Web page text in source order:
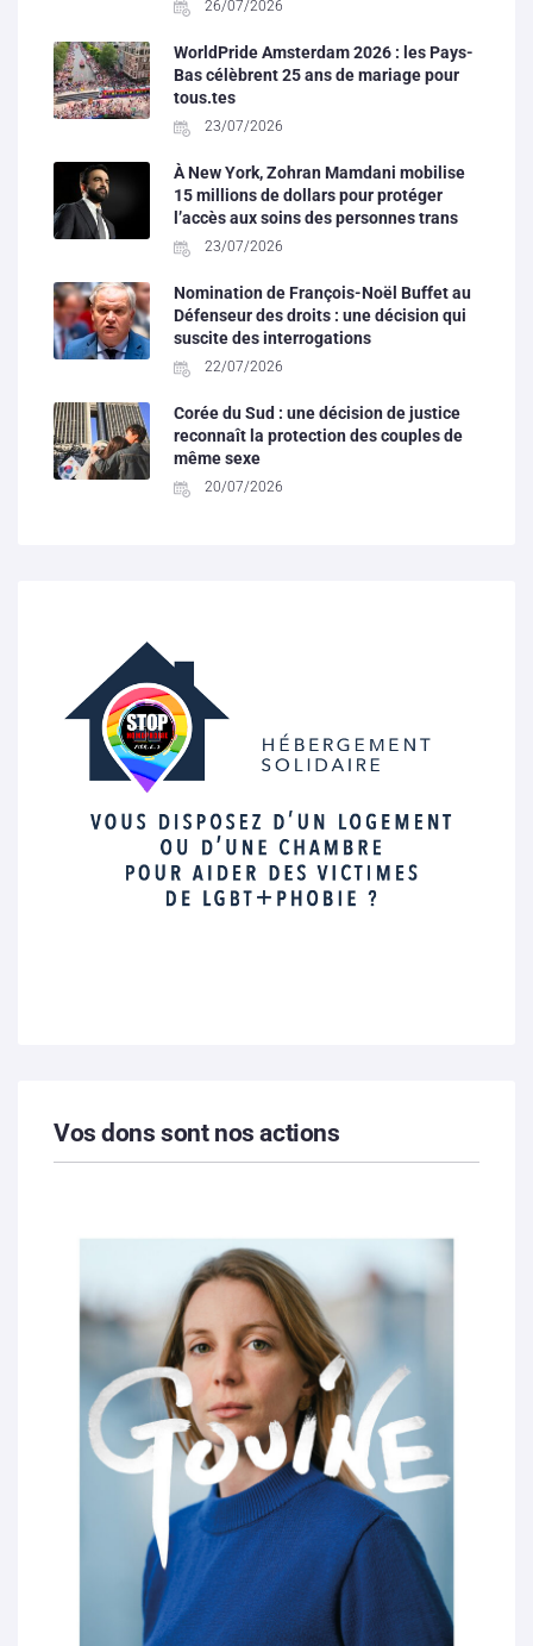
26/07/2026
WorldPride Amsterdam 2026 : les Pays-
Bas célèbrent 25 ans de mariage pour
tous.tes
23/07/2026
À New York, Zohran Mamdani mobilise
15 millions de dollars pour protéger
l’accès aux soins des personnes trans
23/07/2026
Nomination de François-Noël Buffet au
Défenseur des droits : une décision qui
suscite des interrogations
22/07/2026
Corée du Sud : une décision de justice
reconnaît la protection des couples de
même sexe
20/07/2026
Vos dons sont nos actions